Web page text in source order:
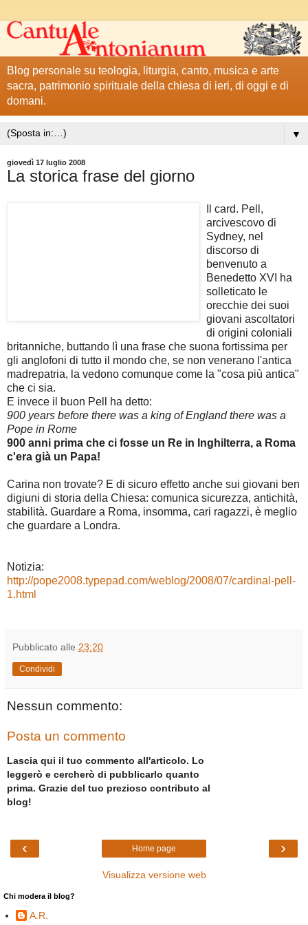
Blog personale su teologia, liturgia, canto, musica e arte
sacra, patrimonio spirituale della chiesa di ieri, di oggi e di
domani.
▼
giovedì 17 luglio 2008
La storica frase del giorno
Il card. Pell,
arcivescovo di
Sydney, nel
discorso di
benvenuto a
Benedetto XVI ha
solleticato le
orecchie dei suoi
giovani ascoltatori
di origini coloniali
britanniche, buttando lì una frase che suona fortissima per
gli anglofoni di tutto il mondo che, se non venerano l'antica
madrepatria, la vedono comunque come la "cosa più antica"
che ci sia.
E invece il buon Pell ha detto:
900 years before there was a king of England there was a
Pope in Rome
900 anni prima che ci fosse un Re in Inghilterra, a Roma
c'era già un Papa!
Carina non trovate? E di sicuro effetto anche sui giovani ben
digiuni di storia della Chiesa: comunica sicurezza, antichità,
stabilità. Guardare a Roma, insomma, cari ragazzi, è meglio
che guardare a Londra.
Notizia:
http://pope2008.typepad.com/weblog/2008/07/cardinal-pell-
1.html
Pubblicato alle 23:20
Condividi
Nessun commento:
Posta un commento
Lascia qui il tuo commento all'articolo. Lo
leggerò e cercherò di pubblicarlo quanto
prima. Grazie del tuo prezioso contributo al
blog!
‹ ›
Home page
Visualizza versione web
Chi modera il blog?
A.R.